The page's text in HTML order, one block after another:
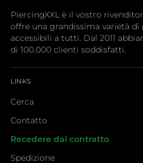
PiercingXXL è il vostro
offre una grandissima varietà di
accessibili a tutti. Dal 2011
di 100.000 clienti soddisfatti.
LINKS
Cerca
Contatto
Recedere dal contratto
Spedizione